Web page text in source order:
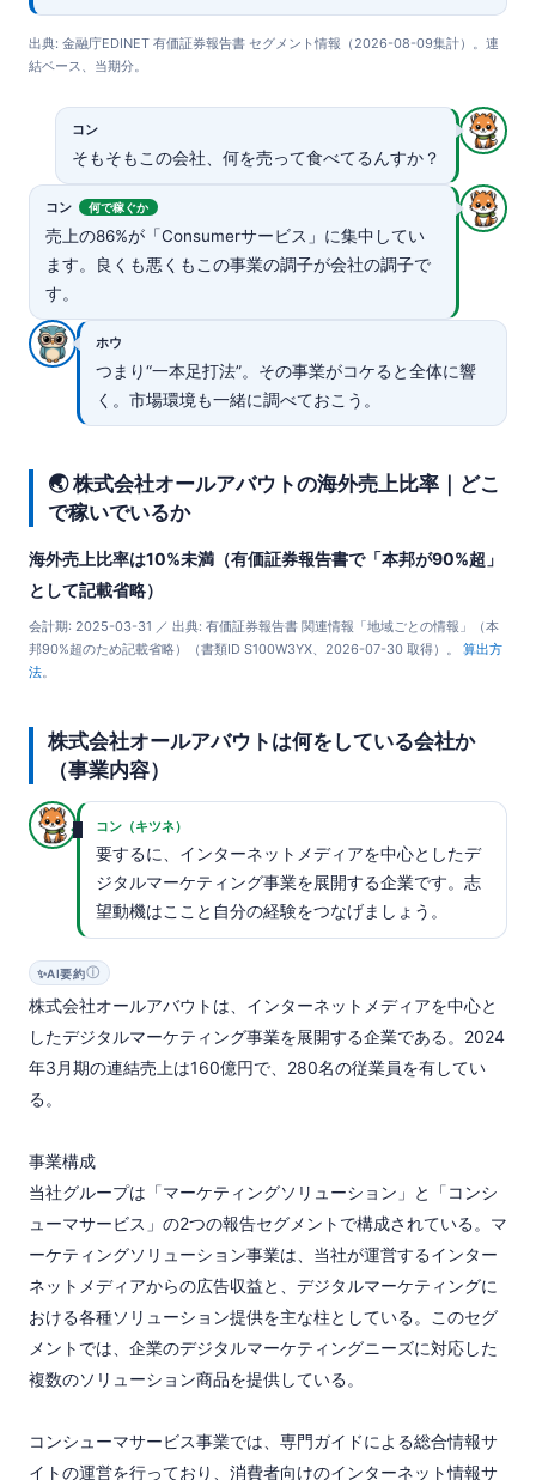
出典: 金融庁EDINET 有価証券報告書 セグメント情報（2026-08-09集計）。連
結ベース、当期分。
コン
そもそもこの会社、何を売って食べてるんすか？
コン 何で稼ぐか
売上の86%が「Consumerサービス」に集中してい
ます。良くも悪くもこの事業の調子が会社の調子で
す。
ホウ
つまり“一本足打法”。その事業がコケると全体に響
く。市場環境も一緒に調べておこう。
🌏 株式会社オールアバウトの海外売上比率｜どこ
で稼いでいるか
海外売上比率は10%未満（有価証券報告書で「本邦が90%超」
として記載省略）
会計期: 2025-03-31 ／ 出典: 有価証券報告書 関連情報「地域ごとの情報」（本
邦90%超のため記載省略）（書類ID S100W3YX、2026-07-30 取得）。 算出方
法。
株式会社オールアバウトは何をしている会社か
（事業内容）
コン（キツネ）
要するに、インターネットメディアを中心としたデ
ジタルマーケティング事業を展開する企業です。志
望動機はここと自分の経験をつなげましょう。
✨AI要約ⓘ
株式会社オールアバウトは、インターネットメディアを中心と
したデジタルマーケティング事業を展開する企業である。2024
年3月期の連結売上は160億円で、280名の従業員を有してい
る。
事業構成
当社グループは「マーケティングソリューション」と「コンシ
ューマサービス」の2つの報告セグメントで構成されている。マ
ーケティングソリューション事業は、当社が運営するインター
ネットメディアからの広告収益と、デジタルマーケティングに
おける各種ソリューション提供を主な柱としている。このセグ
メントでは、企業のデジタルマーケティングニーズに対応した
複数のソリューション商品を提供している。
コンシューマサービス事業では、専門ガイドによる総合情報サ
イトの運営を行っており、消費者向けのインターネット情報サ